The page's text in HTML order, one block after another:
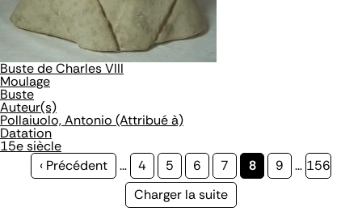
Buste de Charles VIII
Moulage
Buste
Auteur(s)
Pollaiuolo, Antonio (Attribué à)
Datation
15e siècle
Page
‹ Précédent … Page
4 Page
5 Page
6 Page
7
Page
8 Page
9 … Page
156
Page
Charger la suite